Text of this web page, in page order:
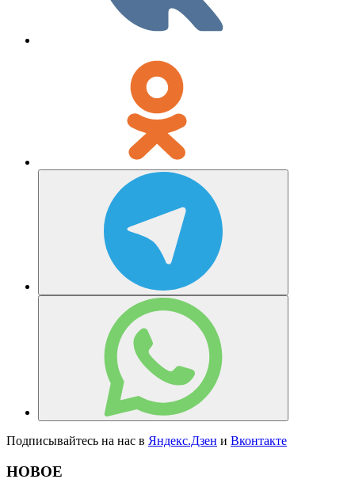
Подписывайтесь на нас в Яндекс.Дзен и Вконтакте
НОВОЕ